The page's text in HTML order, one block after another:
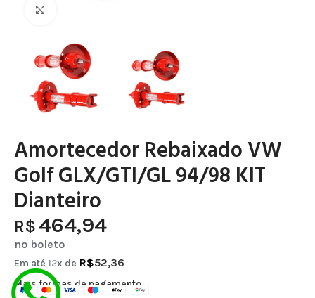
Amortecedor Rebaixado VW
Golf GLX/GTI/GL 94/98 KIT
Dianteiro
R$ 464,94
no boleto
Em até 12x de R$52,36
Mais formas de pagamento